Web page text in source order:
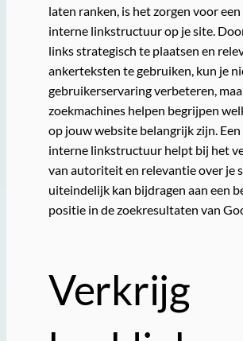
laten ranken, is het zorgen voor een
interne linkstructuur op je site.
links strategisch te plaatsen en
ankerteksten te gebruiken, kun je
gebruikerservaring verbeteren,
zoekmachines helpen begrijpen
op jouw website belangrijk zijn.
interne linkstructuur helpt bij het
van autoriteit en relevantie over je
uiteindelijk kan bijdragen aan een
positie in de zoekresultaten van
Verkrijg